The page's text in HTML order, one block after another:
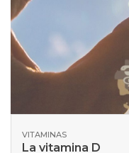
VITAMINAS
La vitamina D